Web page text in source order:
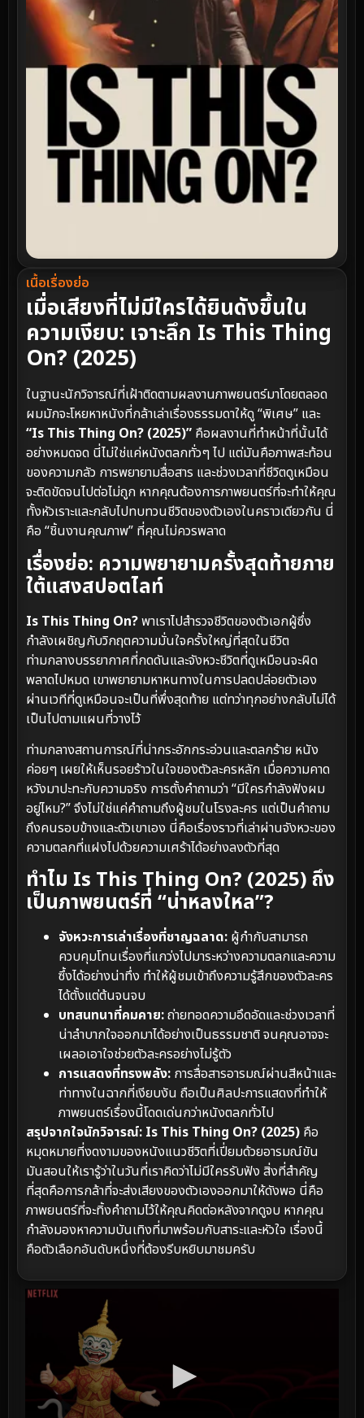
เนื้อเรื่องย่อ
เมื่อเสียงที่ไม่มีใครได้ยินดังขึ้นใน
ความเงียบ: เจาะลึก Is This Thing
On? (2025)
ในฐานะนักวิจารณ์ที่เฝ้าติดตามผลงานภาพยนตร์มาโดยตลอด
ผมมักจะโหยหาหนังที่กล้าเล่าเรื่องธรรมดาให้ดู “พิเศษ” และ
“Is This Thing On? (2025)” คือผลงานที่ทำหน้าที่นั้นได้
อย่างหมดจด นี่ไม่ใช่แค่หนังตลกทั่วๆ ไป แต่มันคือภาพสะท้อน
ของความกลัว การพยายามสื่อสาร และช่วงเวลาที่ชีวิตดูเหมือน
จะติดขัดจนไปต่อไม่ถูก หากคุณต้องการภาพยนตร์ที่จะทำให้คุณ
ทั้งหัวเราะและกลับไปทบทวนชีวิตของตัวเองในคราวเดียวกัน นี่
คือ “ชิ้นงานคุณภาพ” ที่คุณไม่ควรพลาด
เรื่องย่อ: ความพยายามครั้งสุดท้ายภาย
ใต้แสงสปอตไลท์
Is This Thing On?พาเราไปสำรวจชีวิตของตัวเอกผู้ซึ่ง
กำลังเผชิญกับวิกฤตความมั่นใจครั้งใหญ่ที่สุดในชีวิต
ท่ามกลางบรรยากาศที่กดดันและจังหวะชีวิตที่ดูเหมือนจะผิด
พลาดไปหมด เขาพยายามหาหนทางในการปลดปล่อยตัวเอง
ผ่านเวทีที่ดูเหมือนจะเป็นที่พึ่งสุดท้าย แต่ทว่าทุกอย่างกลับไม่ได้
เป็นไปตามแผนที่วางไว้
ท่ามกลางสถานการณ์ที่น่ากระอักกระอ่วนและตลกร้าย หนัง
ค่อยๆ เผยให้เห็นรอยร้าวในใจของตัวละครหลัก เมื่อความคาด
หวังมาปะทะกับความจริง การตั้งคำถามว่า “มีใครกำลังฟังผม
อยู่ไหม?” จึงไม่ใช่แค่คำถามถึงผู้ชมในโรงละคร แต่เป็นคำถาม
ถึงคนรอบข้างและตัวเขาเอง นี่คือเรื่องราวที่เล่าผ่านจังหวะของ
ความตลกที่แฝงไปด้วยความเศร้าได้อย่างลงตัวที่สุด
ทำไม Is This Thing On? (2025) ถึง
เป็นภาพยนตร์ที่ “น่าหลงใหล”?
จังหวะการเล่าเรื่องที่ชาญฉลาด: ผู้กำกับสามารถ
ควบคุมโทนเรื่องที่แกว่งไปมาระหว่างความตลกและความ
ซึ้งได้อย่างน่าทึ่ง ทำให้ผู้ชมเข้าถึงความรู้สึกของตัวละคร
ได้ตั้งแต่ต้นจนจบ
บทสนทนาที่คมคาย:ถ่ายทอดความอึดอัดและช่วงเวลาที่
น่าลำบากใจออกมาได้อย่างเป็นธรรมชาติ จนคุณอาจจะ
เผลอเอาใจช่วยตัวละครอย่างไม่รู้ตัว
การแสดงที่ทรงพลัง: การสื่อสารอารมณ์ผ่านสีหน้าและ
ท่าทางในฉากที่เงียบงัน ถือเป็นศิลปะการแสดงที่ทำให้
ภาพยนตร์เรื่องนี้โดดเด่นกว่าหนังตลกทั่วไป
สรุปจากใจนักวิจารณ์: Is This Thing On? (2025) คือ
หมุดหมายที่งดงามของหนังแนวชีวิตที่เปี่ยมด้วยอารมณ์ขัน
มันสอนให้เรารู้ว่าในวันที่เราคิดว่าไม่มีใครรับฟัง สิ่งที่สำคัญ
ที่สุดคือการกล้าที่จะส่งเสียงของตัวเองออกมาให้ดังพอ นี่คือ
ภาพยนตร์ที่จะทิ้งคำถามไว้ให้คุณคิดต่อหลังจากดูจบ หากคุณ
กำลังมองหาความบันเทิงที่มาพร้อมกับสาระและหัวใจ เรื่องนี้
คือตัวเลือกอันดับหนึ่งที่ต้องรีบหยิบมาชมครับ